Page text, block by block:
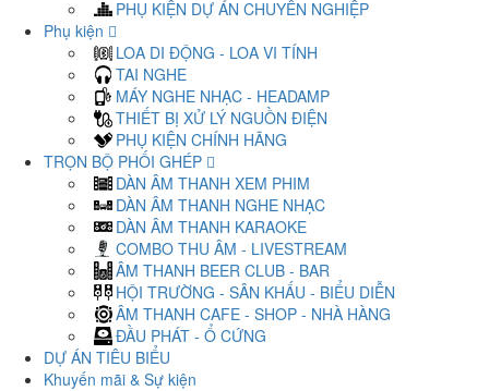
PHỤ KIỆN DỰ ÁN CHUYÊN NGHIỆP
Phụ kiện
LOA DI ĐỘNG - LOA VI TÍNH
TAI NGHE
MÁY NGHE NHẠC - HEADAMP
THIẾT BỊ XỬ LÝ NGUỒN ĐIỆN
PHỤ KIỆN CHÍNH HÃNG
TRỌN BỘ PHỐI GHÉP
DÀN ÂM THANH XEM PHIM
DÀN ÂM THANH NGHE NHẠC
DÀN ÂM THANH KARAOKE
COMBO THU ÂM - LIVESTREAM
ÂM THANH BEER CLUB - BAR
HỘI TRƯỜNG - SÂN KHẤU - BIỂU DIỄN
ÂM THANH CAFE - SHOP - NHÀ HÀNG
ĐẦU PHÁT - Ổ CỨNG
DỰ ÁN TIÊU BIỂU
Khuyến mãi & Sự kiện